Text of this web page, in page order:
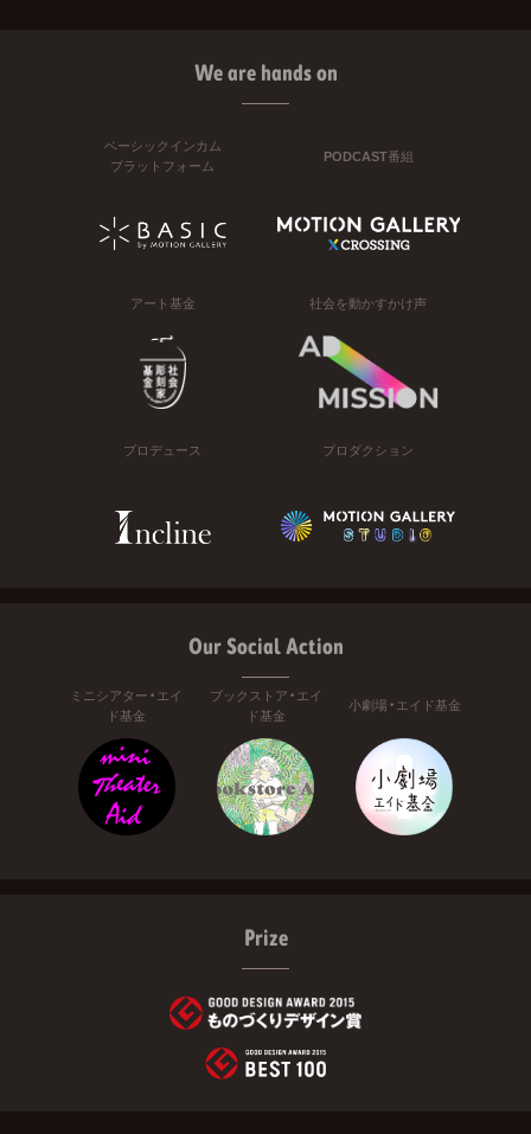
We are hands on
ベーシックインカム
プラットフォーム
PODCAST番組
アート基金 社会を動かすかけ声
プロデュース プロダクション
Our Social Action
ミニシアター・エイ
ド基金
ブックストア・エイ
ド基金
小劇場・エイド基金
Prize